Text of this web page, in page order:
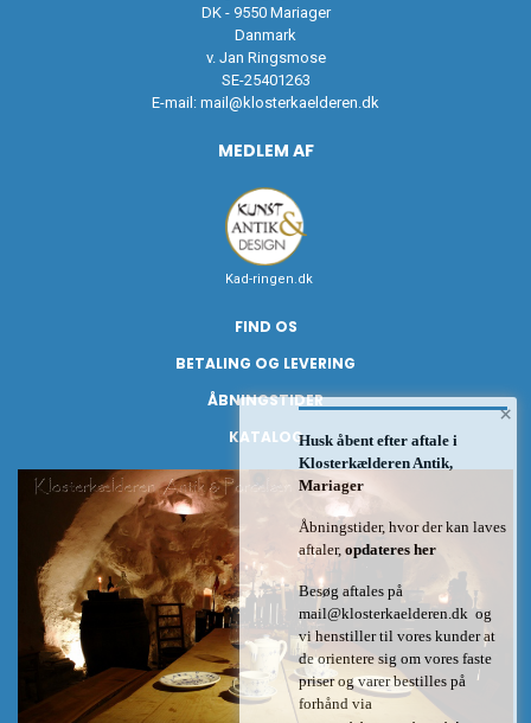
DK - 9550 Mariager
Danmark
v. Jan Ringsmose
SE-25401263
E-mail: mail@klosterkaelderen.dk
MEDLEM AF
Kad-ringen.dk
FIND OS
BETALING OG LEVERING
ÅBNINGSTIDER
KATALOG
×
Husk åbent efter aftale i
Klosterkælderen Antik,
Mariager
Åbningstider, hvor der kan laves
aftaler, opdateres her
Besøg aftales på
mail@klosterkaelderen.dk og
vi henstiller til vores kunder at
de orientere sig om vores faste
priser og varer bestilles på
forhånd via